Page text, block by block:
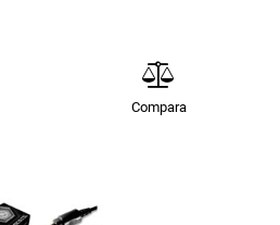
Compara